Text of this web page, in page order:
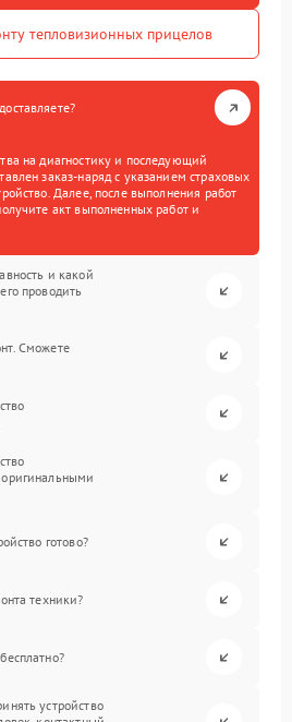
тепловизионных прицелов
на диагностику и последующий
заказ-наряд с указанием страховых
Далее, после выполнения работ
акт выполненных работ и
и какой
проводить
Сможете
оригинальными
готово?
техники?
устройство